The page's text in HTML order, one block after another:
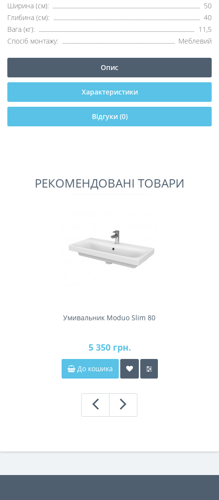
Ширина (см):
50
Глибина (см):
40
Вага (кг):
11,5
Спосіб монтажу:
Меблевий
Опис
Характеристики
Відгуки (0)
РЕКОМЕНДОВАНІ ТОВАРИ
Умивальник Moduo Slim 80
5 350 грн.
До кошика